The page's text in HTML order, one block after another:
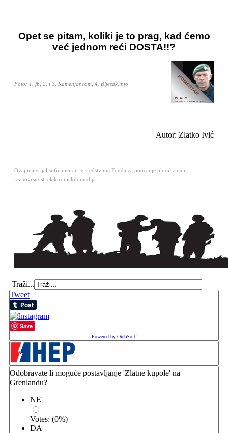
Opet se pitam, koliki je to prag, kad ćemo
već jednom reći DOSTA!!?
Foto: 1. fb, 2. i 3. Kamenjar.com, 4. Bljesak.info
Autor: Zlatko Ivić
Ovaj materijal sufinanciran je sredstvima Fonda za poticanje pluralizma i
raznovrsnosti elektroničkih medija.
Traži...
Tweet
Save
Powered by OrdaSoft!
Odobravate li moguće postavljanje 'Zlatne kupole' na
Grenlandu?
NE
Votes: (0%)
DA